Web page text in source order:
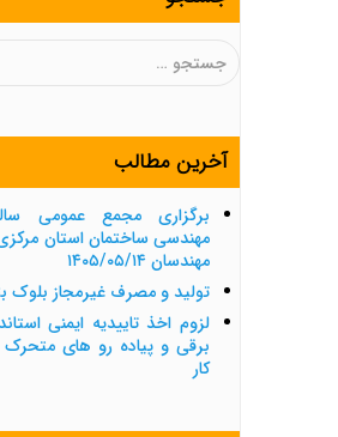
جستجو
آخرین مطالب
برگزاری مجمع عمومی
مهندسان ۱۴۰۵/۰۵/۱۴
تولید و مصرف غیرمجاز بلوک
لزوم اخذ تاییدیه ایمنی
برقی و پیاده رو های
کار